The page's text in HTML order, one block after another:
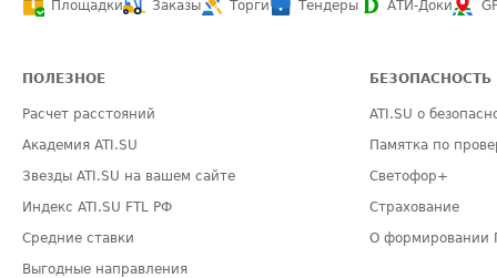
Площадки
Заказы Торги Тендеры АТИ-Доки
ПОЛЕЗНОЕ
Расчет расстояний
Академия ATI.SU
Звезды ATI.SU на вашем сайте
Индекс ATI.SU FTL РФ
Средние ставки
Выгодные направления
БЕЗОПАСНОСТЬ
ATI.SU о
Памятка по
Светофор+
Страхование
О формировании